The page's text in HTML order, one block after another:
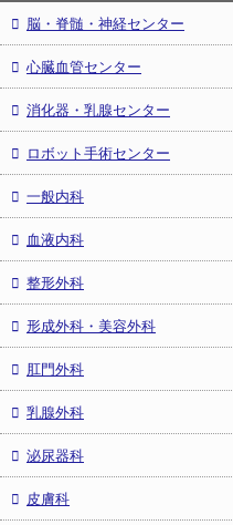
脳・脊髄・神経センター
心臓血管センター
消化器・乳腺センター
ロボット手術センター
一般内科
血液内科
整形外科
形成外科・美容外科
肛門外科
乳腺外科
泌尿器科
皮膚科